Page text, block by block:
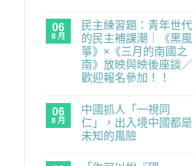
廿
年
首
度
零
委
員，
連
示
警
重
要
留
言
06
8 月
民主練習題：青年世代
的民主補課潮｜《黑風
箏》×《三月的南國之
南》放映與映後座談／
歡迎報名參加！！
主
練
習
題：
留
言
06
8 月
中國抓人「一視同
仁」，出入境中國都是
未知的風險